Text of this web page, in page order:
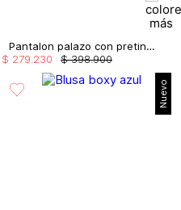
Pantalon palazo con pretina embellecida
$ 398.900
$ 279 230
Nuevo